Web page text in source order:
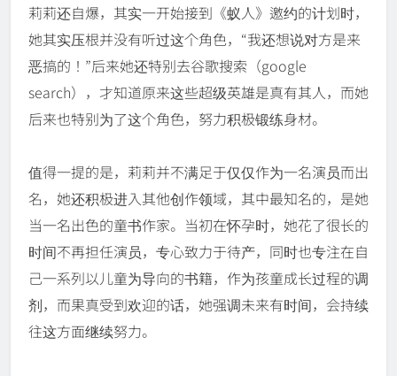
莉莉还自爆，其实一开始接到《蚁人》邀约的计划时，
她其实压根并没有听过这个角色，“我还想说对方是来
恶搞的！”后来她还特别去谷歌搜索（google
search），才知道原来这些超级英雄是真有其人，而她
后来也特别为了这个角色，努力积极锻练身材。
值得一提的是，莉莉并不满足于仅仅作为一名演员而出
名，她还积极进入其他创作领域，其中最知名的，是她
当一名出色的童书作家。当初在怀孕时，她花了很长的
时间不再担任演员，专心致力于待产，同时也专注在自
己一系列以儿童为导向的书籍，作为孩童成长过程的调
剂，而果真受到欢迎的话，她强调未来有时间，会持续
往这方面继续努力。